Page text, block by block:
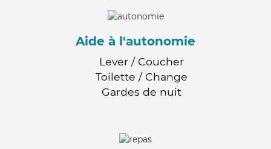
Aide à l'autonomie
Lever / Coucher
Toilette / Change
Gardes de nuit